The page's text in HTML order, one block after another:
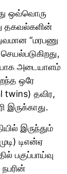
ஒவ்வொரு
தகவல்களின்
“மரபணு
அடையாளம்
ஒரே
twins) தவிர,
இருக்காது.
இருந்தும்
டிஎன்ஏ
பகுப்பாய்வு